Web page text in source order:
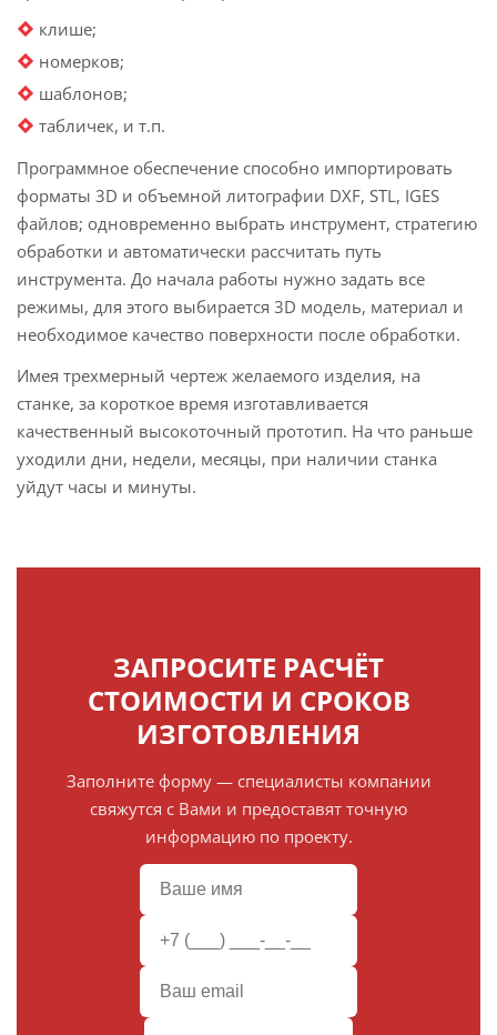
клише;
номерков;
шаблонов;
табличек, и т.п.
Программное обеспечение способно импортировать
форматы 3D и объемной литографии DXF, STL, IGES
файлов; одновременно выбрать инструмент, стратегию
обработки и автоматически рассчитать путь
инструмента. До начала работы нужно задать все
режимы, для этого выбирается 3D модель, материал и
необходимое качество поверхности после обработки.
Имея трехмерный чертеж желаемого изделия, на
станке, за короткое время изготавливается
качественный высокоточный прототип. На что раньше
уходили дни, недели, месяцы, при наличии станка
уйдут часы и минуты.
ЗАПРОСИТЕ РАСЧЁТ
СТОИМОСТИ И СРОКОВ
ИЗГОТОВЛЕНИЯ
Заполните форму — специалисты компании
свяжутся с Вами и предоставят точную
информацию по проекту.